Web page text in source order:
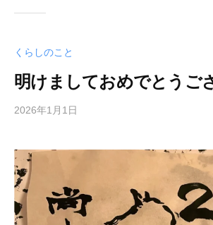
くらしのこと
明けましておめでとうご
2026年1月1日
土